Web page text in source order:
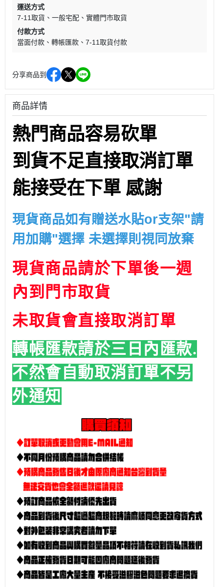
運送方式
7-11取貨
一般宅配
實體門市取貨
付款方式
當面付款
轉帳匯款 7-11取貨付款
分享商品到
商品詳情
熱門商品容易砍單
到貨不足直接取消訂單
能接受在下單 感謝
現貨商品如有贈送水貼or支架"請
用加購"選擇 未選擇則視同放棄
現貨商品請於下單後一週
內到門市取貨
未取貨會直接取消訂單
轉帳匯款請於三日內匯款.
不然會自動取消訂單不另
外通知